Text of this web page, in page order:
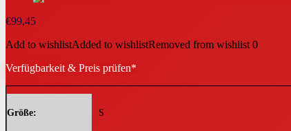
€99,45
Add to wishlistAdded to wishlistRemoved from wishlist 0
Verfügbarkeit & Preis prüfen*
Größe S